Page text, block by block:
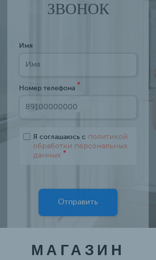
ЗВОНОК
Имя
Номер телефона *
Я соглашаюсь с политикой
обработки персональных
данных *
Отправить
МАГАЗИН